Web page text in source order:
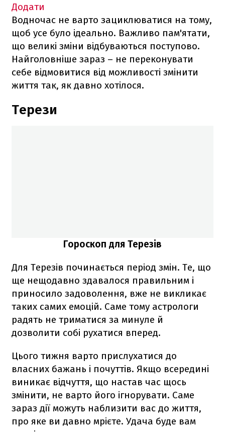
Додати
Водночас не варто зациклюватися на тому,
щоб усе було ідеально. Важливо пам'ятати,
що великі зміни відбуваються поступово.
Найголовніше зараз – не переконувати
себе відмовитися від можливості змінити
життя так, як давно хотілося.
Терези
Гороскоп для Терезів
Для Терезів починається період змін. Те, що
ще нещодавно здавалося правильним і
приносило задоволення, вже не викликає
таких самих емоцій. Саме тому астрологи
радять не триматися за минуле й
дозволити собі рухатися вперед.
Цього тижня варто прислухатися до
власних бажань і почуттів. Якщо всередині
виникає відчуття, що настав час щось
змінити, не варто його ігнорувати. Саме
зараз дії можуть наблизити вас до життя,
про яке ви давно мрієте. Удача буде вам